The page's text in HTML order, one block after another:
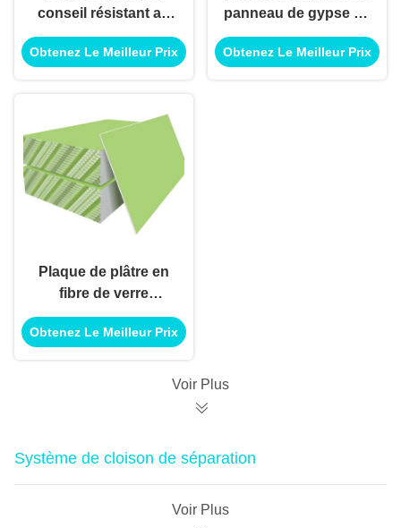
conseil résistant au
feu de gypse de fibre
de verre pour le
Obtenez Le Meilleur Prix
panneau de gypse de
fibre de verre de
1220x2440mm 12mm
Obtenez Le Meilleur Prix
Plaque de plâtre en
fibre de verre
1220x2440mm 9mm
12mm épaisseur
Obtenez Le Meilleur Prix
Voir Plus
Système de cloison de séparation
Voir Plus